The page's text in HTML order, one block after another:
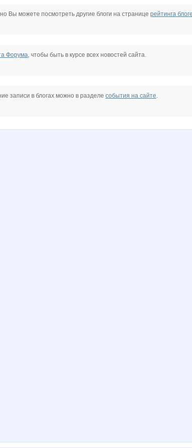
но Вы можете посмотреть другие блоги на странице рейтинга
Форума, чтобы быть в курсе всех новостей сайта.
записи в блогах можно в разделе события на сайте.